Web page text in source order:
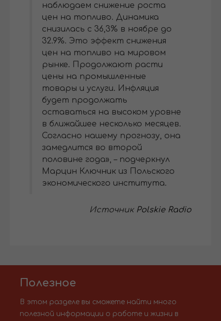
наблюдаем снижение роста
цен на топливо. Динамика
снизилась с 36,3% в ноябре до
32.9%. Это эффект снижения
цен на топливо на мировом
рынке. Продолжают расти
цены на промышленные
товары и услуги. Инфляция
будет продолжать
оставаться на высоком уровне
в ближайшее несколько месяцев.
Согласно нашему прогнозу, она
замедлится во второй
половине года», – подчеркнул
Марцин Ключник из Польского
экономического института.
Источник Polskie Radio
Полезное
В этом разделе вы сможете найти много
полезной информации о работе и жизни в